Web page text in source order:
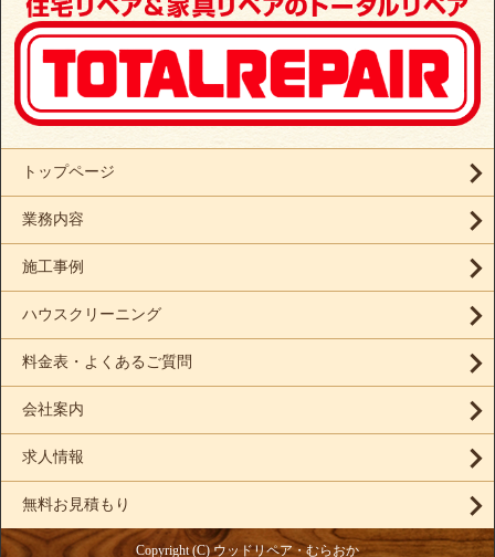
トップページ
業務内容
施工事例
ハウスクリーニング
料金表・よくあるご質問
会社案内
求人情報
無料お見積もり
Copyright (C) ウッドリペア・むらおか